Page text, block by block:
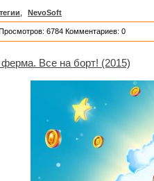
NevoSoft
6784 Комментариев: 0
Все на борт! (2015)